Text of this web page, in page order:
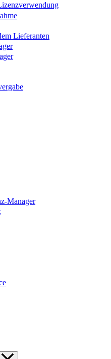
Lieferanten
Manager